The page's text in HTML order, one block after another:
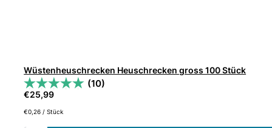
Wüstenheuschrecken Heuschrecken gross 100 Stück
(10)
€25,99
€0,26 /Stück